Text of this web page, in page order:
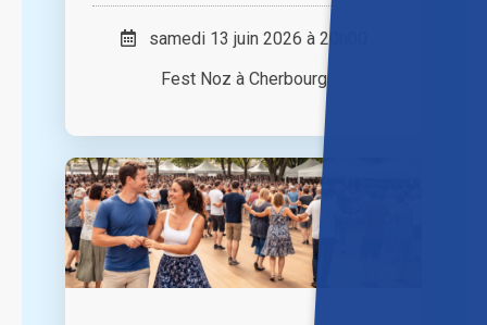
samedi 13 juin 2026 à 20h00
Fest Noz à Cherbourg